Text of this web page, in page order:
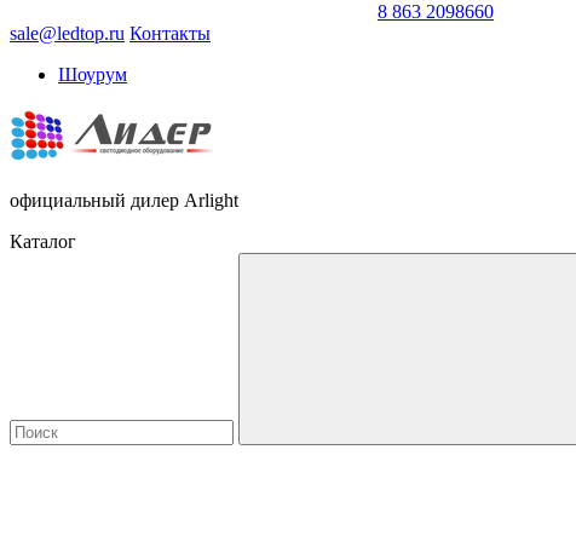
8 863 2098660
sale@ledtop.ru Контакты
Шоурум
официальный дилер Arlight
Каталог